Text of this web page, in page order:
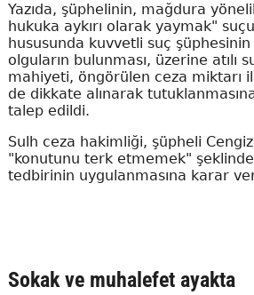
Yazıda, şüphelinin, mağdura
hukuka aykırı olarak yaymak"
hususunda kuvvetli suç şüphesinin
olguların bulunması, üzerine atılı
mahiyeti, öngörülen ceza miktarı
de dikkate alınarak
talep edildi.
Sulh ceza hakimliği, şüpheli Cengiz
"konutunu terk etmemek"
tedbirinin uygulanmasına karar
Sokak ve muhalefet ayakta